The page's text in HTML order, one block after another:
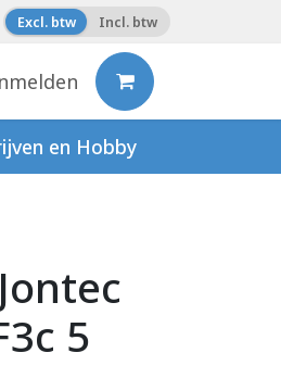
Excl. btw Incl. btw
en Hobby
5